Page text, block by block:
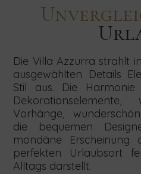
Die Villa Azzurra strahlt
ausgewählten Details
Stil aus. Die
Vorhänge,
die bequemen
mondäne
perfekten Urlaubsort
Alltags darstellt.